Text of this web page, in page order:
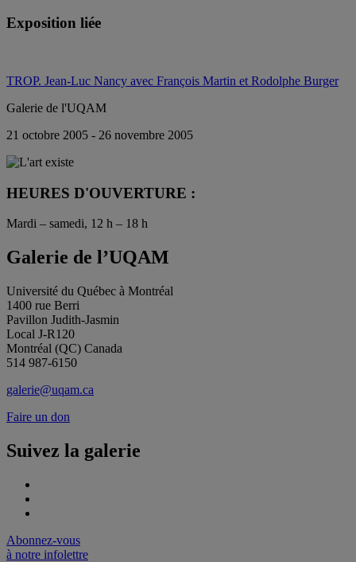
Exposition liée
TROP. Jean-Luc Nancy avec François Martin et Rodolphe Burger
Galerie de l'UQAM
21 octobre 2005 - 26 novembre 2005
HEURES D'OUVERTURE :
Mardi – samedi, 12 h – 18 h
Galerie de l’UQAM
Université du Québec à Montréal
1400 rue Berri
Pavillon Judith-Jasmin
Local J-R120
Montréal (QC) Canada
514 987-6150
galerie@uqam.ca
Faire un don
Suivez la galerie
Abonnez-vous
à notre infolettre